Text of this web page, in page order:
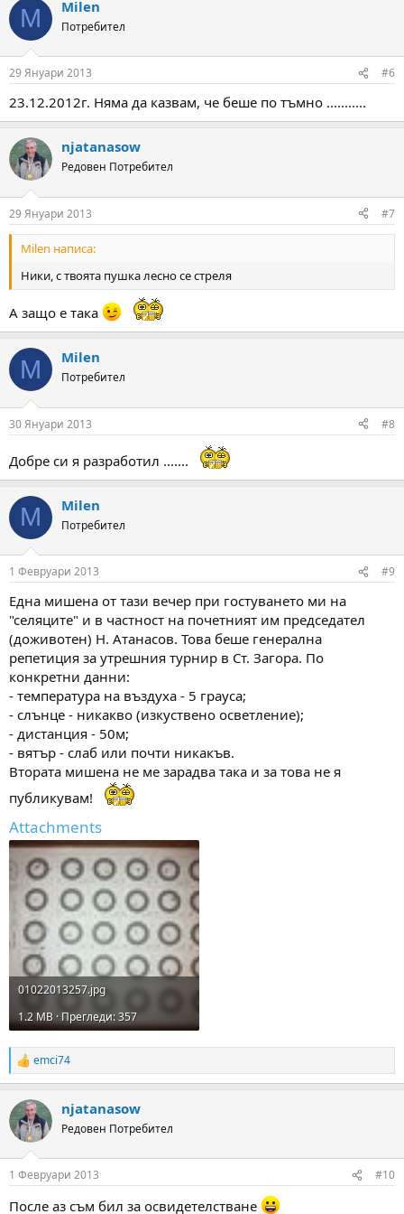
M Milen
Потребител
29 Януари 2013 #6
23.12.2012г. Няма да казвам, че беше по тъмно ...........
njatanasow
Редовен Потребител
29 Януари 2013 #7
Milen написа:
Ники, с твоята пушка лесно се стреля
А защо е така
M Milen
Потребител
30 Януари 2013 #8
Добре си я разработил .......
M Milen
Потребител
1 Февруари 2013 #9
Една мишена от тази вечер при гостуването ми на
"селяците" и в частност на почетният им председател
(доживотен) Н. Атанасов. Това беше генерална
репетиция за утрешния турнир в Ст. Загора. По
конкретни данни:
- температура на въздуха - 5 грауса;
- слънце - никакво (изкуствено осветление);
- дистанция - 50м;
- вятър - слаб или почти никакъв.
Втората мишена не ме зарадва така и за това не я
публикувам!
Attachments
01022013257.jpg
1.2 MB · Прегледи: 357
R
e
c
t
i
s
emci74
njatanasow
Редовен Потребител
1 Февруари 2013 #10
После аз съм бил за освидетелстване